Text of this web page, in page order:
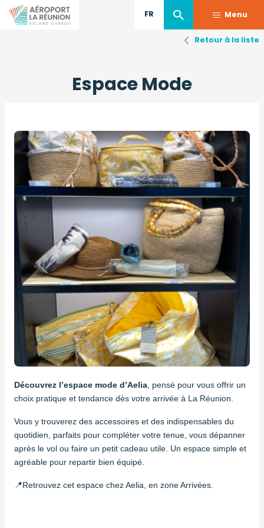
FR Menu
Espace Mode
Découvrez l’espace mode d’Aelia , pensé pour vous offrir un
choix pratique et tendance dès votre arrivée à La Réunion.
Vous y trouverez des accessoires et des indispensables du
quotidien, parfaits pour compléter votre tenue, vous dépanner
après le vol ou faire un petit cadeau utile. Un espace simple et
agréable pour repartir bien équipé.
📍Retrouvez cet espace chez Aelia, en zone Arrivées.
Retour à la liste